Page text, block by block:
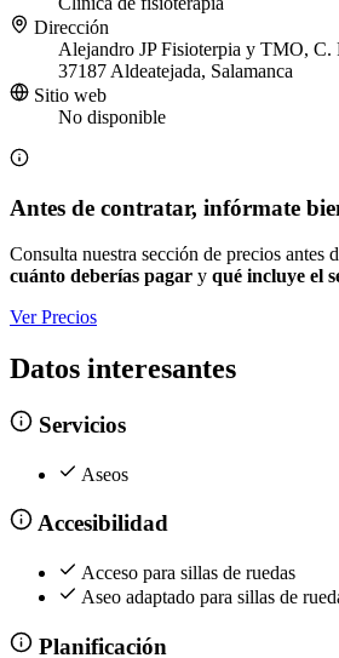
Dirección
Alejandro JP Fisioterpia y TMO, C.
37187 Aldeatejada, Salamanca
Sitio web
No disponible
Antes de contratar, infórmate
Consulta nuestra sección de precios antes
cuánto deberías pagar y qué incluye el
Ver Precios
Datos interesantes
Servicios
Aseos
Accesibilidad
Acceso para sillas de ruedas
Aseo adaptado para sillas de
Planificación